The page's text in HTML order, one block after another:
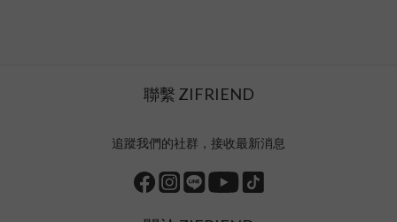
聯繫 ZIFRIEND
追蹤我們的社群，接收最新消息